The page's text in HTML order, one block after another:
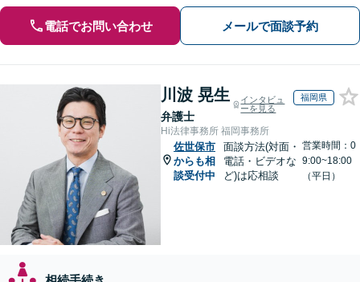
電話でお問い合わせ メールで面談予約
川波 晃生
弁護士
インタビュ
ーを見る
福岡県
Hi法律事務所 福岡事務所
佐世保市
からも相
談受付中
面談方法(対面・
電話・ビデオな
ど)は応相談
営業時間：0
9:00~18:00
（平日）